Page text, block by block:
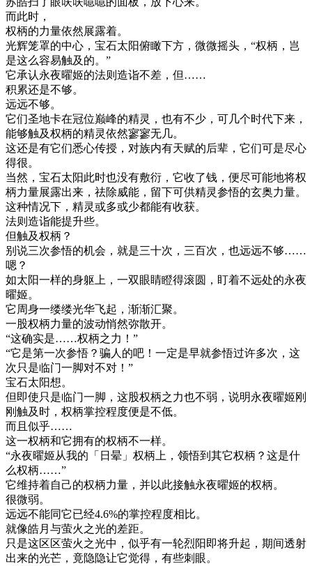
而此时，
权柄的力量依然展露着。
光辉笼罩的中心，宝石太阳俯瞰下方，微微摇头，“权柄，岂
是这么容易触及的。”
它承认永夜曜姬的法则造诣不差，但……
积累还是不够。
远远不够。
它们圣地卡在冠位巅峰的精灵，也有不少，可几个时代下来，
能够触及权柄的精灵依然寥寥无几。
这还是有它们悉心传授，对族内有天赋的后辈，它们可是尽心
得很。
当然，宝石太阳此时也没有敷衍，它收了钱，便尽可能地将权
柄力量展露出来，祛除威能，留下可供精灵参悟的玄奥力量。
这种情况下，精灵或多或少都能有收获。
法则造诣能提升些。
但触及权柄？
别说三次参悟的机会，就是三十次，三百次，也远远不够……
嗯？
如太阳一样的身躯上，一双眼睛瞪得滚圆，盯着不远处的永夜
曜姬。
它周身一缕缕光华飞起，渐渐汇聚。
一股权柄力量的波动悄然弥散开。
“这确实是……权柄之力！”
“它是第一次参悟？骗人的吧！一定是早就参悟过许多次，这
次只是临门一脚对不对！”
宝石太阳想。
但即使只是临门一脚，这股权柄之力也不弱，说明永夜曜姬刚
刚触及时，权柄掌控程度便是不低。
而且似乎……
这一权柄和它拥有的权柄不一样。
“永夜曜姬从我的「日晕」权柄上，领悟到其它权柄？这是什
么权柄……”
它维持着自己的权柄力量，并以此接触永夜曜姬的权柄。
很微弱。
远远不能同它已经4.6%的掌控程度相比。
就像皓月与萤火之光的差距。
只是这区区萤火之光中，似乎有一轮烈阳即将升起，期间透射
出来的光芒，竟隐隐让它觉得，有些刺眼。